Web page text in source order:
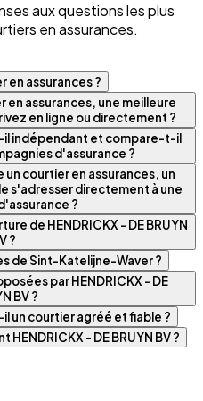
aux questions les plus
en assurances.
en assurances ?
assurances, une meilleure
en ligne ou directement ?
il indépendant et compare-t-il
d'assurance ?
courtier en assurances, un
s'adresser directement à une
?
de HENDRICKX - DE BRUYN
?
de Sint-Katelijne-Waver ?
par HENDRICKX - DE
BV ?
il un courtier agréé et fiable ?
- DE BRUYN BV ?